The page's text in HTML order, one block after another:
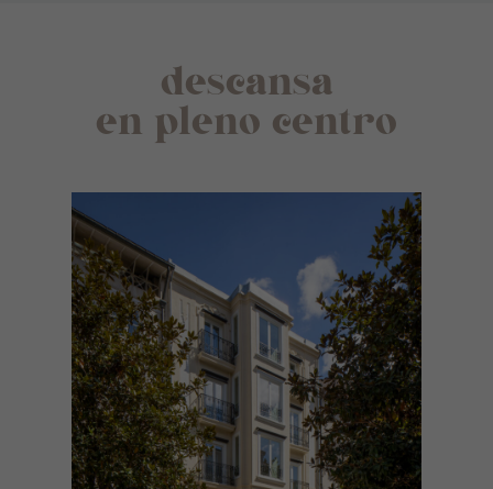
descansa
en pleno centro